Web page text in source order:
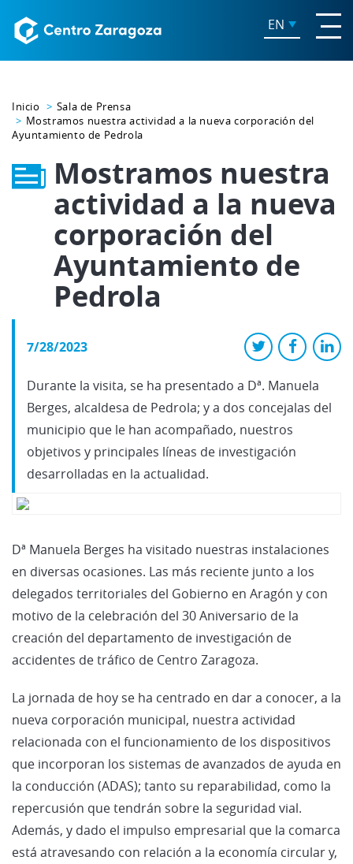
EN
Inicio
Sala de Prensa
Mostramos nuestra actividad a la nueva corporación del
Ayuntamiento de Pedrola
Mostramos nuestra
actividad a la nueva
corporación del
Ayuntamiento de
Pedrola
7/28/2023
Durante la visita, se ha presentado a Dª. Manuela
Berges, alcaldesa de Pedrola; y a dos concejalas del
municipio que le han acompañado, nuestros
objetivos y principales líneas de investigación
desarrolladas en la actualidad.
Dª Manuela Berges ha visitado nuestras instalaciones
en diversas ocasiones. Las más reciente junto a los
delegados territoriales del Gobierno en Aragón y con
motivo de la celebración del 30 Aniversario de la
creación del departamento de investigación de
accidentes de tráfico de Centro Zaragoza.
La jornada de hoy se ha centrado en dar a conocer, a la
nueva corporación municipal, nuestra actividad
relacionada con el funcionamiento de los dispositivos
que incorporan los sistemas de avanzados de ayuda en
la conducción (ADAS); tanto su reparabilidad, como la
repercusión que tendrán sobre la seguridad vial.
Además, y dado el impulso empresarial que la comarca
está atravesando con relación a la economía circular y,